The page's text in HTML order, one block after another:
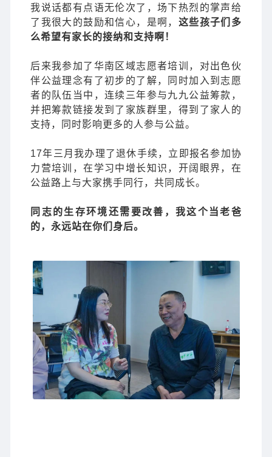
我说话都有点语无伦次了，场下热烈的掌声给
了我很大的鼓励和信心，是啊， 这些孩子们多
么希望有家长的接纳和支持啊！
后来我参加了华南区域志愿者培训，对出色伙
伴公益理念有了初步的了解，同时加入到志愿
者的队伍当中，连续三年参与九九公益筹款，
并把筹款链接发到了家族群里，得到了家人的
支持，同时影响更多的人参与公益。
17年三月我办理了退休手续，立即报名参加协
力营培训，在学习中增长知识，开阔眼界，在
公益路上与大家携手同行，共同成长。
同志的生存环境还需要改善，我这个当老爸
的，永远站在你们身后。